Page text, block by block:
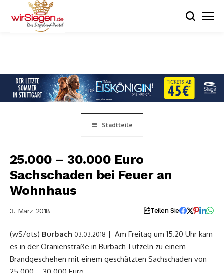
Stadtteile
25.000 – 30.000 Euro
Sachschaden bei Feuer an
Wohnhaus
3. März 2018 Teilen Sie
(wS/ots) Burbach 03.03.2018 | Am Freitag um 15.20 Uhr kam
es in der Oranienstraße in Burbach-Lützeln zu einem
Brandgeschehen mit einem geschätzten Sachschaden von